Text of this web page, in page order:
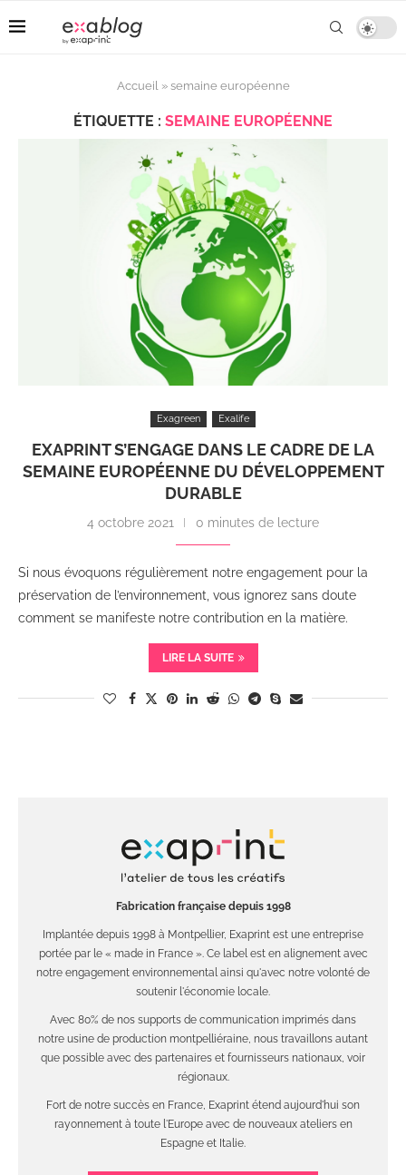
Accueil» semaine européenne
ÉTIQUETTE : SEMAINE EUROPÉENNE
Exagreen Exalife
EXAPRINT S’ENGAGE DANS LE CADRE DE LA
SEMAINE EUROPÉENNE DU DÉVELOPPEMENT
DURABLE
4 octobre 2021 0 minutes de lecture
Si nous évoquons régulièrement notre engagement pour la
préservation de l’environnement, vous ignorez sans doute
comment se manifeste notre contribution en la matière.
LIRE LA SUITE
Fabrication française depuis 1998
Implantée depuis 1998 à Montpellier, Exaprint est une entreprise
portée par le « made in France ». Ce label est en alignement avec
notre engagement environnemental ainsi qu'avec notre volonté de
soutenir l'économie locale.
Avec 80% de nos supports de communication imprimés dans
notre usine de production montpelliéraine, nous travaillons autant
que possible avec des partenaires et fournisseurs nationaux, voir
régionaux.
Fort de notre succès en France, Exaprint étend aujourd'hui son
rayonnement à toute l'Europe avec de nouveaux ateliers en
Espagne et Italie.